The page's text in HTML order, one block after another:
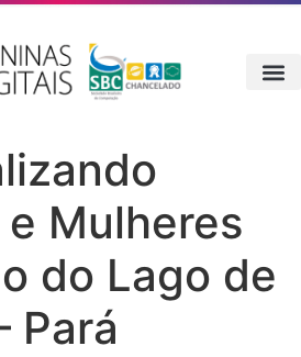
Mulheres
do Lago de
Pará